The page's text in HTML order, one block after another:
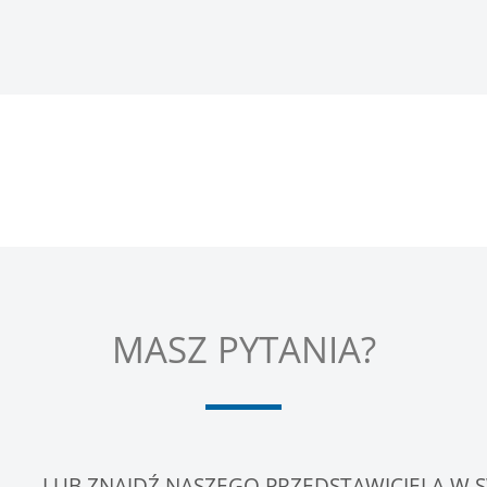
MASZ PYTANIA?